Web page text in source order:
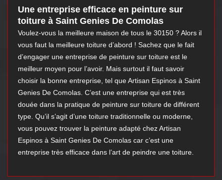
Une entreprise efficace en peinture sur
toiture à Saint Genies De Comolas
Voulez-vous la meilleure maison de tous le 30150 ? Alors il
vous faut la meilleure toiture d’abord ! Sachez que le fait
d’engager une entreprise de peinture sur toiture est le
meilleur moyen pour l’avoir. Mais surtout il faut savoir
choisir la bonne entreprise, tel que Artisan Espinos à Saint
Genies De Comolas. C’est une entreprise qui est très
douée dans la pratique de peinture sur toiture de différent
type. Qu’il s’agit d’une toiture traditionnelle ou moderne,
vous pouvez trouver la peinture adapté chez Artisan
Espinos à Saint Genies De Comolas car c’est une
entreprise très efficace dans l’art de peindre une toiture.